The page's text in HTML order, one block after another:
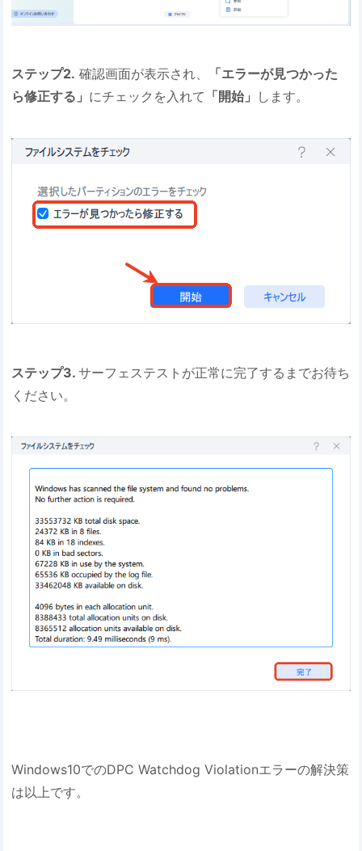
ステップ2. 確認画面が表示され、
「エラーが見つかった
ら修正する」 にチェックを入れて 「開始」 します。
ステップ3.サーフェステストが正常に完了するまでお待ち
ください。
Windows10でのDPC Watchdog Violationエラーの解決策
は以上です。